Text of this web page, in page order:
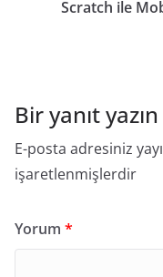
Scratch ile
Bir yanıt yazın
E-posta adresiniz
işaretlenmişlerdir
Yorum *